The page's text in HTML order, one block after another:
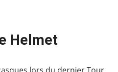
Helmet